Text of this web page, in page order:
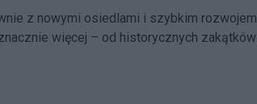
z nowymi osiedlami i szybkim rozwojem.
więcej – od historycznych zakątków,
na nowo.